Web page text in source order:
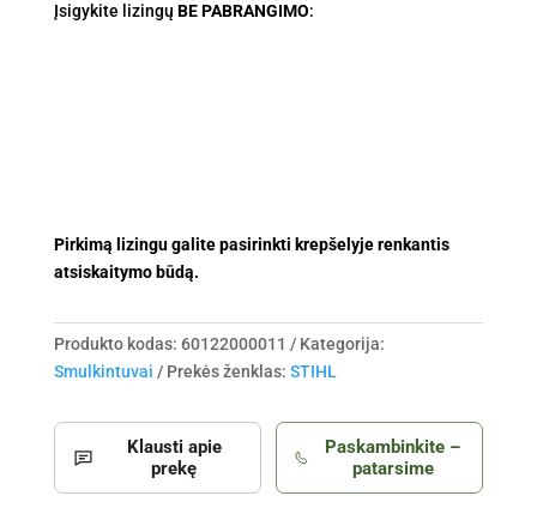
Įsigykite lizingų BE PABRANGIMO:
Pirkimą lizingu galite pasirinkti krepšelyje renkantis
atsiskaitymo būdą.
Produkto kodas: 60122000011
Kategorija:
Smulkintuvai
Prekės ženklas: STIHL
Klausti apie
prekę
Paskambinkite –
patarsime